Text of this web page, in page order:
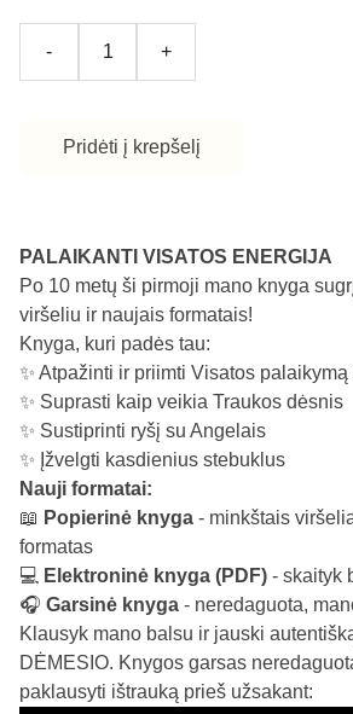
- +
Pridėti į krepšelį
PALAIKANTI VISATOS ENERGIJA
Po 10 metų ši pirmoji mano knyga
viršeliu ir naujais formatais!
Knyga, kuri padės tau:
✨ Atpažinti ir priimti Visatos
✨ Suprasti kaip veikia Traukos dėsnis
✨ Sustiprinti ryšį su Angelais
✨ Įžvelgti kasdienius stebuklus
Nauji formatai:
📖 Popierinė knyga - minkštais
formatas
💻 Elektroninė knyga (PDF) - skaityk
🎧 Garsinė knyga - neredaguota,
Klausyk mano balsu ir jauski
DĖMESIO. Knygos garsas
paklausyti ištrauką prieš užsakant: